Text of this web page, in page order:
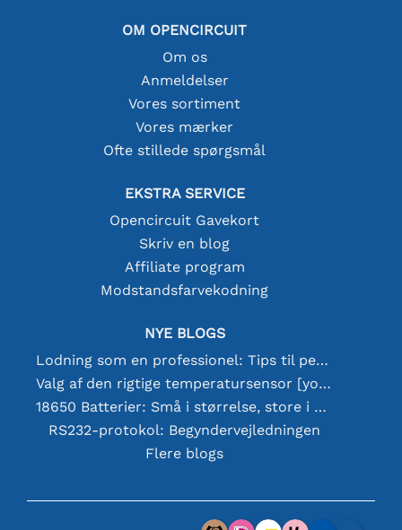
OM OPENCIRCUIT
Om os
Anmeldelser
Vores sortiment
Vores mærker
Ofte stillede spørgsmål
EKSTRA SERVICE
Opencircuit Gavekort
Skriv en blog
Affiliate program
Modstandsfarvekodning
NYE BLOGS
Lodning som en professionel: Tips til perfekte elektroniske forbindelser
Valg af den rigtige temperatursensor [youtube]
18650 Batterier: Små i størrelse, store i ydeevne
RS232-protokol: Begyndervejledningen
Flere blogs